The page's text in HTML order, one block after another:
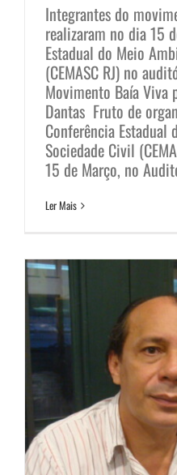
Integrantes do
realizaram no dia 15
Estadual do Meio
(CEMASC RJ) no
Movimento Baía Viva
Dantas Fruto de
Conferência Estadual
Sociedade Civil
15 de Março, no
Ler Mais
O Movimento
no site Maré